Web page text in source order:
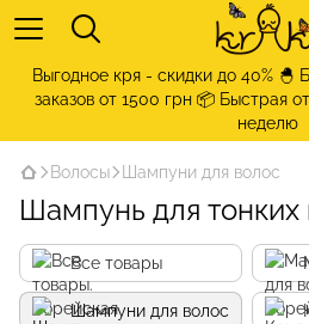
Выгодное кря - скидки до 40% 🐣
заказов от 1500 грн 📦 Быстрая
неделю
Волосы Шампуни для волос
Шампунь для тонких
Все товары
Шампуни для волос